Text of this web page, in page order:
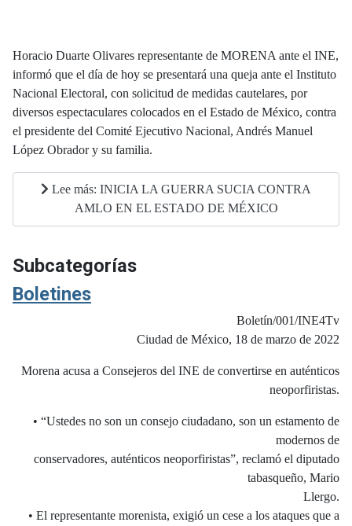
Horacio Duarte Olivares representante de MORENA ante el INE,
informó que el día de hoy se presentará una queja ante el Instituto
Nacional Electoral, con solicitud de medidas cautelares, por
diversos espectaculares colocados en el Estado de México, contra
el presidente del Comité Ejecutivo Nacional, Andrés Manuel
López Obrador y su familia.
Lee más: INICIA LA GUERRA SUCIA CONTRA
AMLO EN EL ESTADO DE MÉXICO
Subcategorías
Boletines
Boletín/001/INE4Tv
Ciudad de México, 18 de marzo de 2022
Morena acusa a Consejeros del INE de convertirse en auténticos
neoporfiristas.
• “Ustedes no son un consejo ciudadano, son un estamento de
modernos de
conservadores, auténticos neoporfiristas”, reclamó el diputado
tabasqueño, Mario
Llergo.
• El representante morenista, exigió un cese a los ataques que a